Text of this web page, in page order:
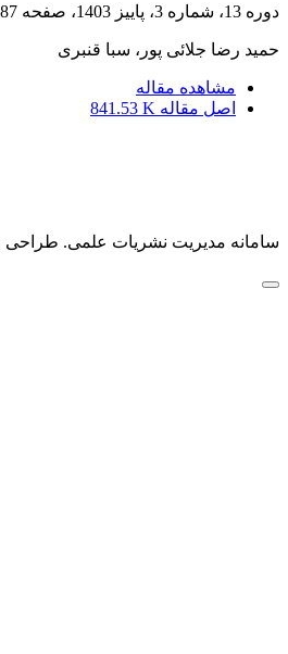
دوره 13، شماره 3، پاییز 1403، صفحه 306
حمید رضا جلائی پور، سبا قنبری
مشاهده مقاله
اصل مقاله 841.53 K
سامانه مدیریت نشریات علمی. طراحی